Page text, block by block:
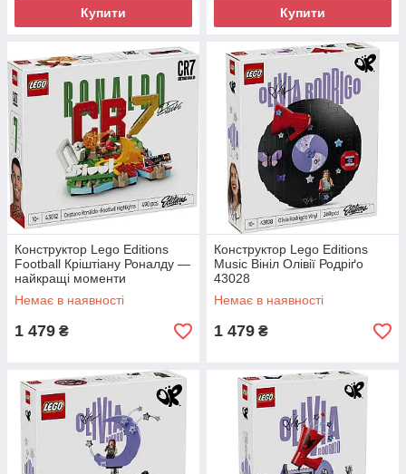
Купити Купити
Конструктор Lego Editions
Football Кріштіану Роналду —
найкращі моменти
футбольних матчів 43012
Немає в наявності
1 479 ₴
Конструктор Lego Editions
Music Вініл Олівії Родріґо
43028
Немає в наявності
1 479 ₴